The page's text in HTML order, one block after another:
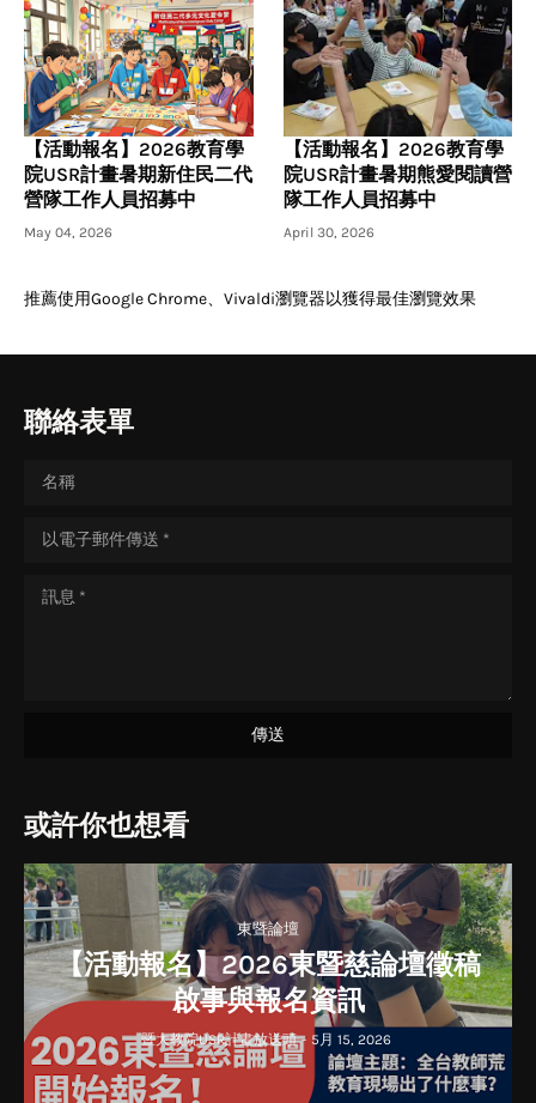
【活動報名】2026教育學
院USR計畫暑期新住民二代
營隊工作人員招募中
May 04, 2026
【活動報名】2026教育學
院USR計畫暑期熊愛閱讀營
隊工作人員招募中
April 30, 2026
推薦使用Google Chrome、Vivaldi瀏覽器以獲得最佳瀏覽效果
聯絡表單
或許你也想看
東暨論壇
【活動報名】2026東暨慈論壇徵稿
啟事與報名資訊
暨大教院USR計畫放送頭 - 5月 15, 2026